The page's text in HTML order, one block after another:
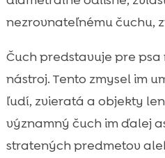
nezrovnateľnému čuchu,
Čuch predstavuje pre
nástroj. Tento zmysel im
ľudí, zvieratá a objekty
významný čuch im ďalej
stratených predmetov